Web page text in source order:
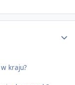
overview
kraju?